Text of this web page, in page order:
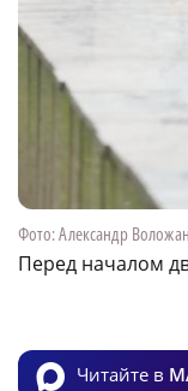
Фото: Александр
Перед началом
Читайте в